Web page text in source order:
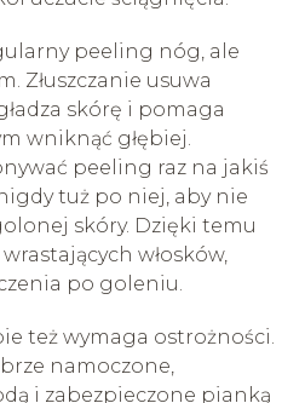
peeling nóg, ale
Złuszczanie usuwa
skórę i pomaga
wniknąć głębiej.
peeling raz na jakiś
tuż po niej, aby nie
skóry. Dzięki temu
włosków,
po goleniu.
też wymaga ostrożności.
namoczone,
i zabezpieczone pianką